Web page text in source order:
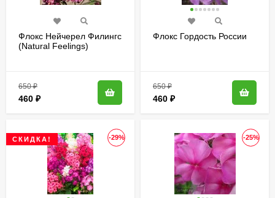
Флокс Нейчерел Филингс
(Natural Feelings)
650₽
460 ₽
Флокс Гордость России
650₽
460 ₽
-29%
СКИДКА! -25%